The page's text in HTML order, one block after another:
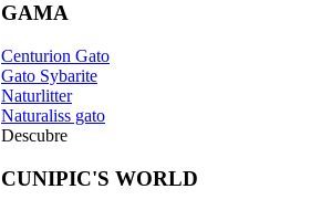
GAMA
Centurion Gato
Gato Sybarite
Naturlitter
Naturaliss gato
Descubre
CUNIPIC'S WORLD